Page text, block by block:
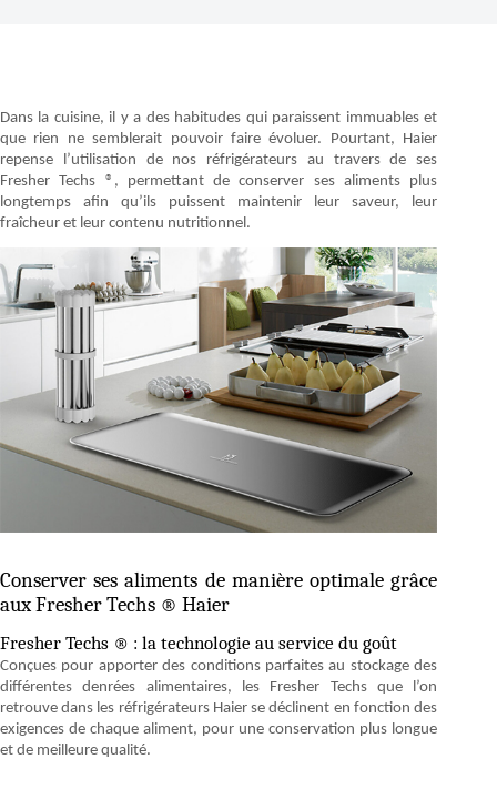
Dans la cuisine, il y a des habitudes qui paraissent immuables et
que rien ne semblerait pouvoir faire évoluer. Pourtant, Haier
repense l’utilisation de nos réfrigérateurs au travers de ses
Fresher Techs ®, permettant de conserver ses aliments plus
longtemps afin qu’ils puissent maintenir leur saveur, leur
fraîcheur et leur contenu nutritionnel.
Conserver ses aliments de manière optimale grâce
aux Fresher Techs ® Haier
Fresher Techs ® : la technologie au service du goût
Conçues pour apporter des conditions parfaites au stockage des
différentes denrées alimentaires, les Fresher Techs que l’on
retrouve dans les réfrigérateurs Haier se déclinent en fonction des
exigences de chaque aliment, pour une conservation plus longue
et de meilleure qualité.